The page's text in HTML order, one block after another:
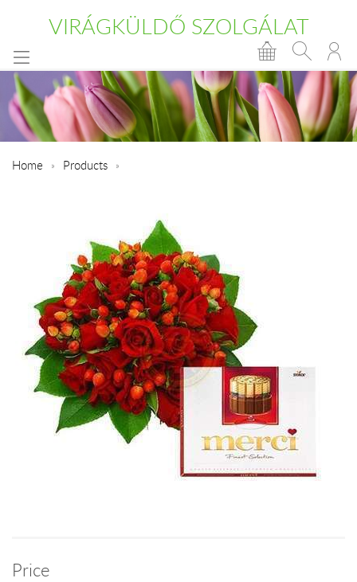
VIRÁGKÜLDŐ SZOLGÁLAT
Home Products
Price